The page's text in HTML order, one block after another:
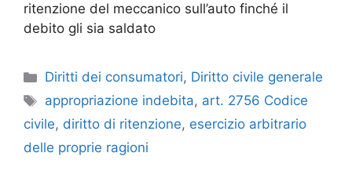
ritenzione del meccanico sull’auto finché il
debito gli sia saldato
Categorie
Diritti dei consumatori, Diritto civile generale
Tag
appropriazione indebita, art. 2756 Codice
civile, diritto di ritenzione, esercizio arbitrario
delle proprie ragioni